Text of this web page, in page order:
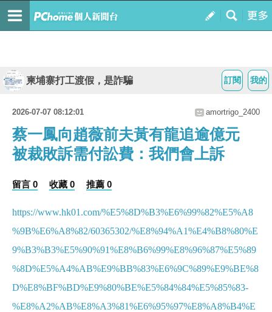
我的
訂閱
柬埔寨打工渡假，是詐騙
2026-07-07 08:12:01 amortrigo_2400
蔡一鳳向趙薇前夫黃有龍追逾億元
被裁敗訴需付訟費：我們會上訴
留言 0 收藏 0 推薦 0
https://www.hk01.com/%E5%8D%B3%E6%99%82%E5%A8
%9B%E6%A8%82/60365302/%E8%94%A1%E4%B8%80%E
9%B3%B3%E5%90%91%E8%B6%99%E8%96%87%E5%89
%8D%E5%A4%AB%E9%BB%83%E6%9C%89%E9%BE%8
D%E8%BF%BD%E9%80%BE%E5%84%84%E5%85%83-
%E8%A2%AB%E8%A3%81%E6%95%97%E8%A8%B4%E